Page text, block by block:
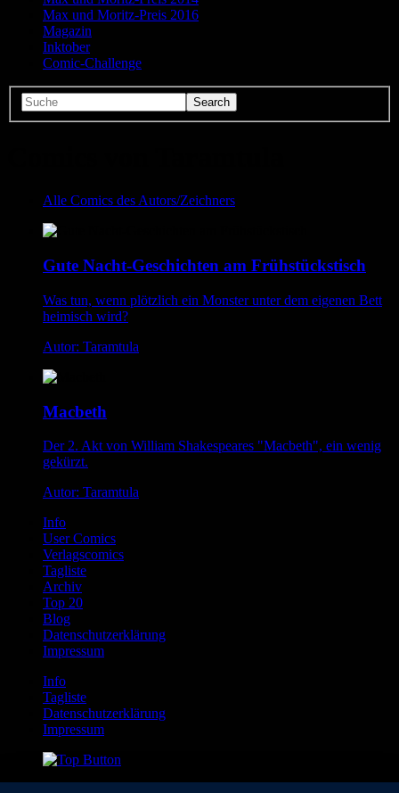
Max und Moritz-Preis 2016
Magazin
Inktober
Comic-Challenge
Alle Comics des Autors/Zeichners
Gute Nacht-Geschichten am Frühstückstisch
Was tun, wenn plötzlich ein Monster unter dem eigenen Bett
heimisch wird?
Autor: Taramtula
Macbeth
Der 2. Akt von William Shakespeares "Macbeth", ein wenig
gekürzt.
Autor: Taramtula
Info
User Comics
Verlagscomics
Tagliste
Archiv
Top 20
Blog
Datenschutzerklärung
Impressum
Info
Tagliste
Datenschutzerklärung
Impressum